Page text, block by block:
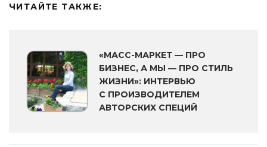
ЧИТАЙТЕ ТАКЖЕ:
«МАСС-МАРКЕТ — ПРО
БИЗНЕС, А МЫ — ПРО СТИЛЬ
ЖИЗНИ»: ИНТЕРВЬЮ
С ПРОИЗВОДИТЕЛЕМ
АВТОРСКИХ СПЕЦИЙ